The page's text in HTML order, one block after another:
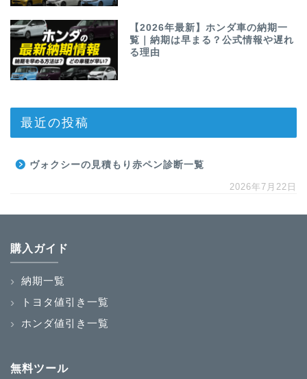
【2026年最新】ホンダ車の納期一
覧｜納期は早まる？公式情報や遅れ
る理由
最近の投稿
ヴォクシーの見積もり赤ペン診断一覧
2026年7月22日
購入ガイド
納期一覧
トヨタ値引き一覧
ホンダ値引き一覧
無料ツール